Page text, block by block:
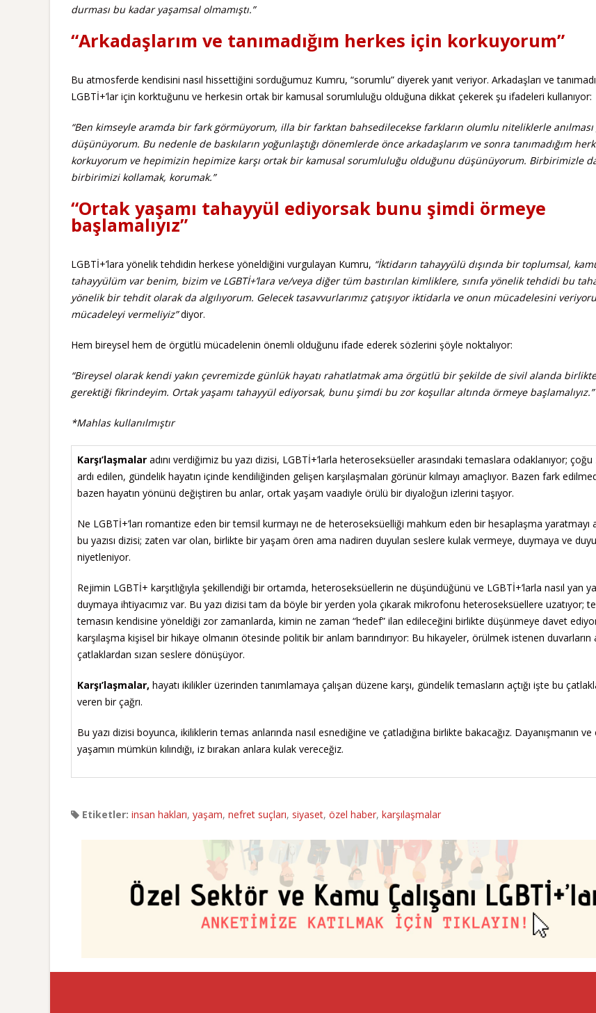
durması bu kadar yaşamsal olmamıştı.”
“Arkadaşlarım ve tanımadığım herkes için korkuyorum”
Bu atmosferde kendisini nasıl hissettiğini sorduğumuz Kumru, “sorumlu” diyerek yanıt veriyor. Arkadaşları ve
LGBTİ+’lar için korktuğunu ve herkesin ortak bir kamusal sorumluluğu olduğuna dikkat çekerek şu ifadeleri kullanıyor:
“Ben kimseyle aramda bir fark görmüyorum, illa bir farktan bahsedilecekse farkların olumlu niteliklerle
düşünüyorum. Bu nedenle de baskıların yoğunlaştığı dönemlerde önce arkadaşlarım ve sonra tanımadığım
korkuyorum ve hepimizin hepimize karşı ortak bir kamusal sorumluluğu olduğunu düşünüyorum. Birbirimizle
birbirimizi kollamak, korumak.”
“Ortak yaşamı tahayyül ediyorsak bunu şimdi örmeye
başlamalıyız”
LGBTİ+’lara yönelik tehdidin herkese yöneldiğini vurgulayan Kumru, “İktidarın tahayyülü dışında bir toplumsal,
tahayyülüm var benim, bizim ve LGBTİ+’lara ve/veya diğer tüm bastırılan kimliklere, sınıfa yönelik tehdidi bu
yönelik bir tehdit olarak da algılıyorum. Gelecek tasavvurlarımız çatışıyor iktidarla ve onun mücadelesini
mücadeleyi vermeliyiz”diyor.
Hem bireysel hem de örgütlü mücadelenin önemli olduğunu ifade ederek sözlerini şöyle noktalıyor:
“Bireysel olarak kendi yakın çevremizde günlük hayatı rahatlatmak ama örgütlü bir şekilde de sivil alanda
gerektiği fikrindeyim. Ortak yaşamı tahayyül ediyorsak, bunu şimdi bu zor koşullar altında örmeye başlamalıyız.”
*Mahlas kullanılmıştır
Karşı’laşmalar adını verdiğimiz bu yazı dizisi, LGBTİ+’larla heteroseksüeller arasındaki temaslara odaklanıyor;
ardı edilen, gündelik hayatın içinde kendiliğinden gelişen karşılaşmaları görünür kılmayı amaçlıyor. Bazen fark
bazen hayatın yönünü değiştiren bu anlar, ortak yaşam vaadiyle örülü bir diyaloğun izlerini taşıyor.
Ne LGBTİ+’ları romantize eden bir temsil kurmayı ne de heteroseksüelliği mahkum eden bir hesaplaşma yaratmayı
bu yazısı dizisi; zaten var olan, birlikte bir yaşam ören ama nadiren duyulan seslere kulak vermeye, duymaya ve
niyetleniyor.
Rejimin LGBTİ+ karşıtlığıyla şekillendiği bir ortamda, heteroseksüellerin ne düşündüğünü ve LGBTİ+’larla nasıl yan
duymaya ihtiyacımız var. Bu yazı dizisi tam da böyle bir yerden yola çıkarak mikrofonu heteroseksüellere uzatıyor;
temasın kendisine yöneldiği zor zamanlarda, kimin ne zaman “hedef” ilan edileceğini birlikte düşünmeye davet
karşılaşma kişisel bir hikaye olmanın ötesinde politik bir anlam barındırıyor: Bu hikayeler, örülmek istenen duvarların
çatlaklardan sızan seslere dönüşüyor.
Karşı’laşmalar, hayatı ikilikler üzerinden tanımlamaya çalışan düzene karşı, gündelik temasların açtığı işte bu
veren bir çağrı.
Bu yazı dizisi boyunca, ikiliklerin temas anlarında nasıl esnediğine ve çatladığına birlikte bakacağız. Dayanışmanın
yaşamın mümkün kılındığı, iz bırakan anlara kulak vereceğiz.
Etiketler: insan hakları, yaşam, nefret suçları, siyaset, özel haber, karşılaşmalar